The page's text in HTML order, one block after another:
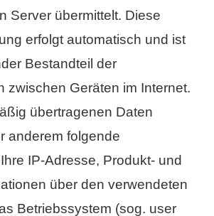
Server übermittelt. Diese
erfolgt automatisch und ist
Bestandteil der
zwischen Geräten im Internet.
übertragenen Daten
anderem folgende
IP-Adresse, Produkt- und
über den verwendeten
Betriebssystem (sog. user